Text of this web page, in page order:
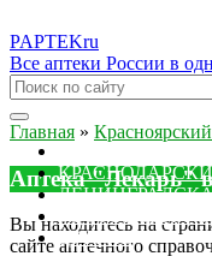
PAPTEKru
Все аптеки России в
ДРУГИЕ
Главная »
Аптека "Лекарь"
Вы находитесь на
сайте аптечного